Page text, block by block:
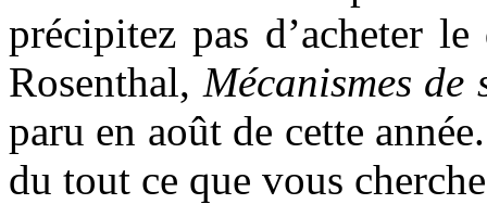
précipitez pas d’acheter
Rosenthal, Mécanismes
paru en août de cette
du tout ce que vous